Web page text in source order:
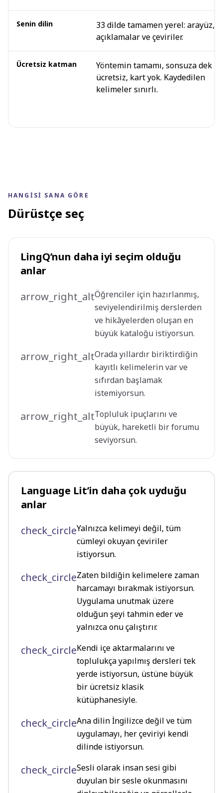
Senin dilin
33 dilde tamamen yerel: arayüz,
açıklamalar ve çeviriler.
Ücretsiz katman
Yöntemin tamamı, sonsuza dek
ücretsiz, kart yok. Kaydedilen
kelimeler sınırlı.
HANGISI SANA GÖRE
Dürüstçe seç
LingQ’nun daha iyi seçim olduğu
anlar
arrow_right_altÖğrenciler için hazırlanmış,
seviyelendirilmiş derslerden
ve hikâyelerden oluşan en
büyük kataloğu istiyorsun.
arrow_right_altOrada yıllardır biriktirdiğin
kayıtlı kelimelerin var ve
sıfırdan başlamak
istemiyorsun.
arrow_right_altTopluluk ipuçlarını ve
büyük, hareketli bir forumu
seviyorsun.
Language Lit’in daha çok uyduğu
anlar
check_circleYalnızca kelimeyi değil, tüm
cümleyi okuyan çeviriler
istiyorsun.
check_circleZaten bildiğin kelimelere zaman
harcamayı bırakmak istiyorsun.
Uygulama unutmak üzere
olduğun şeyi tahmin eder ve
yalnızca onu çalıştırır.
check_circleKendi içe aktarmalarını ve
toplulukça yapılmış dersleri tek
yerde istiyorsun, üstüne büyük
bir ücretsiz klasik
kütüphanesiyle.
check_circleAna dilin İngilizce değil ve tüm
uygulamayı, her çeviriyi kendi
dilinde istiyorsun.
check_circleSesli olarak insan sesi gibi
duyulan bir sesle okunmasını